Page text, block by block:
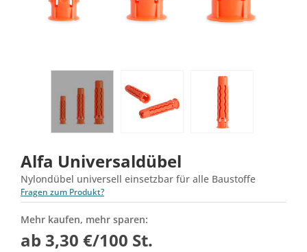
Alfa Universaldübel
Nylondübel universell einsetzbar für alle Baustoffe
Fragen zum Produkt?
Mehr kaufen, mehr sparen:
ab 3,30 €/100 St.